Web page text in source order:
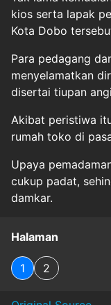
kios serta lapak
Kota Dobo
Para pedagang
menyelamatkan
disertai tiupan
Akibat peristiwa
rumah toko di
Upaya
cukup padat,
damkar.
Halaman
1 2